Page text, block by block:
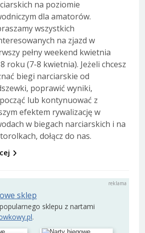
na poziomie
dla amatorów.
wszystkich
na zjazd w
pełny weekend kwietnia
roku (7-8 kwietnia). Jeżeli chcesz
biegi narciarskie od
poprawić wyniki,
lub kontynuować z
efektem rywalizację w
w biegach narciarskich i na
dołącz do nas.
sklepu z nartami
.